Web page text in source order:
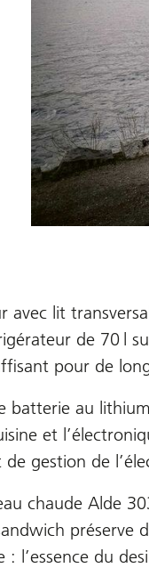
lit
de 70 l
pour de
batterie au
et
gestion de
chaude Alde
l’essence du